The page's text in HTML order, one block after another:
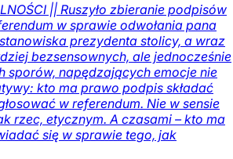
|| Ruszyło zbieranie podpisów
w sprawie odwołania pana
prezydenta stolicy, a wraz
bezsensownych, ale jednocześnie
sporów, napędzających emocje nie
kto ma prawo podpis składać
w referendum. Nie w sensie
rzec, etycznym. A czasami – kto ma
się w sprawie tego, jak